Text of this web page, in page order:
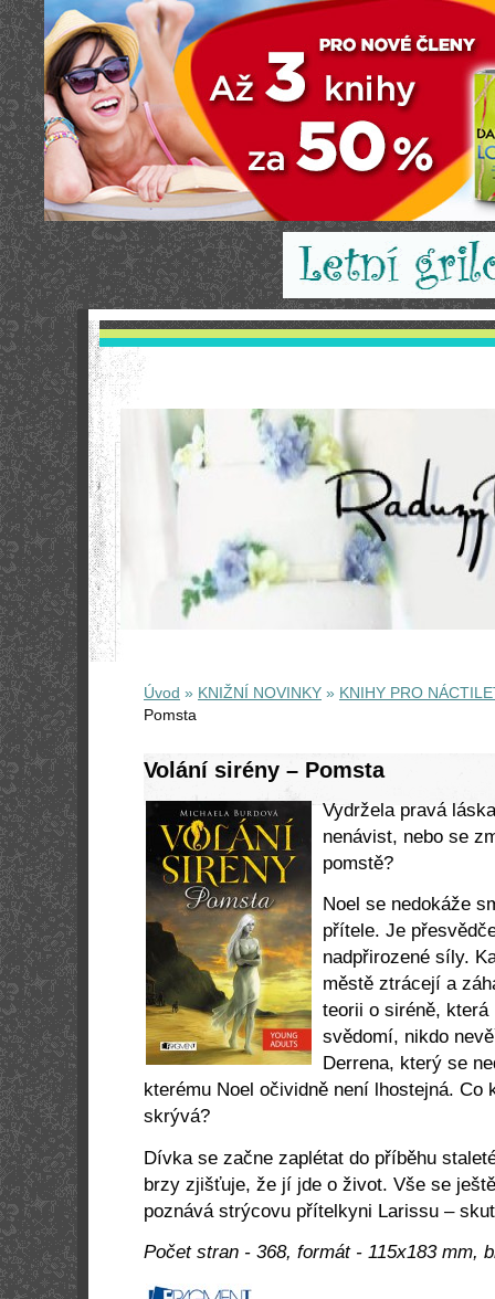
Úvod » KNIŽNÍ NOVINKY » KNIHY PRO
Pomsta
Volání sirény – Pomsta
Vydržela pravá
nenávist, nebo se
pomstě?
Noel se nedokáže
přítele. Je
nadpřirozené síly.
městě ztrácejí a
teorii o siréně, která
svědomí, nikdo
Derrena, který se
kterému Noel očividně není lhostejná. Co
skrývá?
Dívka se začne zaplétat do příběhu
brzy zjišťuje, že jí jde o život. Vše se
poznává strýcovu přítelkyni Larissu –
Počet stran - 368, formát - 115x183 mm,